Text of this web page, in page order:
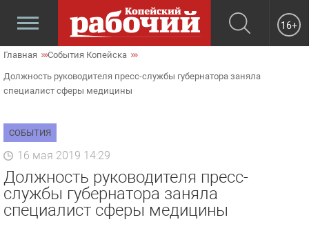
16+
Главная События Копейска
Должность руководителя пресс-службы губернатора заняла
специалист сферы медицины
СОБЫТИЯ
16 мая 2019 14:29
Должность руководителя пресс-
службы губернатора заняла
специалист сферы медицины